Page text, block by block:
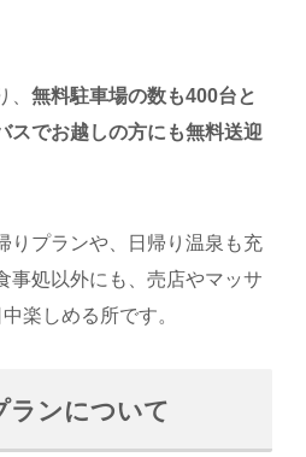
、無料駐車場の数も400台と
スでお越しの方にも無料送迎
りプランや、日帰り温泉も充
事処以外にも、売店やマッサ
楽しめる所です。
ランについて